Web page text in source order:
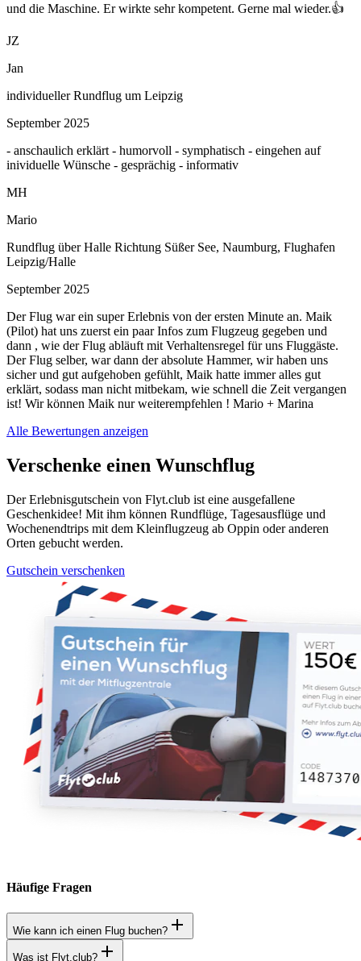
und die Maschine. Er wirkte sehr kompetent. Gerne mal wieder.👍
JZ
Jan
individueller Rundflug um Leipzig
September 2025
- anschaulich erklärt - humorvoll - symphatisch - eingehen auf
inividuelle Wünsche - gesprächig - informativ
MH
Mario
Rundflug über Halle Richtung Süßer See, Naumburg, Flughafen
Leipzig/Halle
September 2025
Der Flug war ein super Erlebnis von der ersten Minute an. Maik
(Pilot) hat uns zuerst ein paar Infos zum Flugzeug gegeben und
dann , wie der Flug abläuft mit Verhaltensregel für uns Fluggäste.
Der Flug selber, war dann der absolute Hammer, wir haben uns
sicher und gut aufgehoben gefühlt, Maik hatte immer alles gut
erklärt, sodass man nicht mitbekam, wie schnell die Zeit vergangen
ist! Wir können Maik nur weiterempfehlen ! Mario + Marina
Alle Bewertungen anzeigen
Verschenke einen Wunschflug
Der Erlebnisgutschein von Flyt.club ist eine ausgefallene
Geschenkidee! Mit ihm können Rundflüge, Tagesausflüge und
Wochenendtrips mit dem Kleinflugzeug ab Oppin oder anderen
Orten gebucht werden.
Gutschein verschenken
Häufige Fragen
Wie kann ich einen Flug buchen?
Was ist Flyt.club?